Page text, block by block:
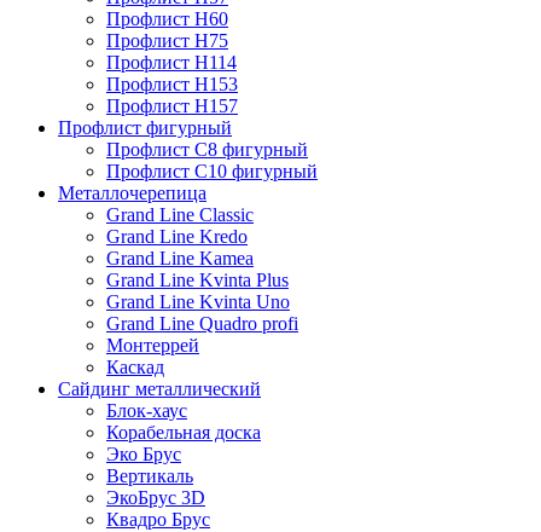
Профлист Н60
Профлист Н75
Профлист Н114
Профлист Н153
Профлист Н157
Профлист фигурный
Профлист С8 фигурный
Профлист С10 фигурный
Металлочерепица
Grand Line Classic
Grand Line Kredo
Grand Line Kamea
Grand Line Kvinta Plus
Grand Line Kvinta Uno
Grand Line Quadro profi
Монтеррей
Каскад
Сайдинг металлический
Блок-хаус
Корабельная доска
Эко Брус
Вертикаль
ЭкоБрус 3D
Квадро Брус